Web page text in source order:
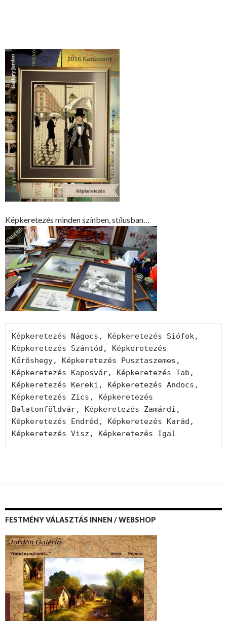
Képkeretezés minden színben, stílusban…
Képkeretezés Nágocs, Képkeretezés Siófok,
Képkeretezés Szántód, Képkeretezés
Kőröshegy, Képkeretezés Pusztaszemes,
Képkeretezés Kaposvár, Képkeretezés Tab,
Képkeretezés Kereki, Képkeretezés Andocs,
Képkeretezés Zics, Képkeretezés
Balatonföldvár, Képkeretezés Zamárdi,
Képkeretezés Endréd, Képkeretezés Karád,
Képkeretezés Visz, Képkeretezés Igal
FESTMÉNY VÁLASZTÁS INNEN / WEBSHOP